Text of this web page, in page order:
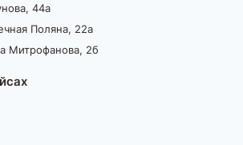
44а
Поляна, 22а
Митрофанова, 2б